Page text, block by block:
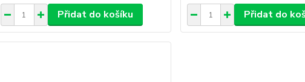
Přidat do košíku Přidat do